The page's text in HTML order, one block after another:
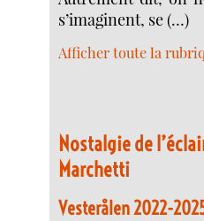
s’imaginent, se (…)
Afficher toute la
Nostalgie de
Marchetti
Vesterålen 2022-